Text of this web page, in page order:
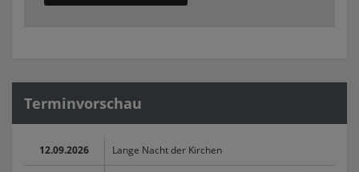
Terminvorschau
12.09.2026 Lange Nacht der Kirchen